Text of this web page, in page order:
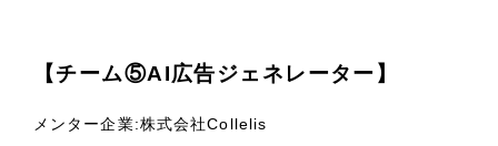
【チーム⑤AI広告ジェネレーター】
メンター企業:株式会社Collelis